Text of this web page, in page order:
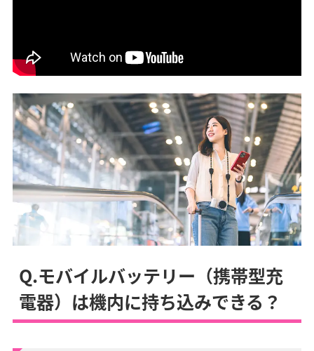
Q.モバイルバッテリー（携帯型充
電器）は機内に持ち込みできる？